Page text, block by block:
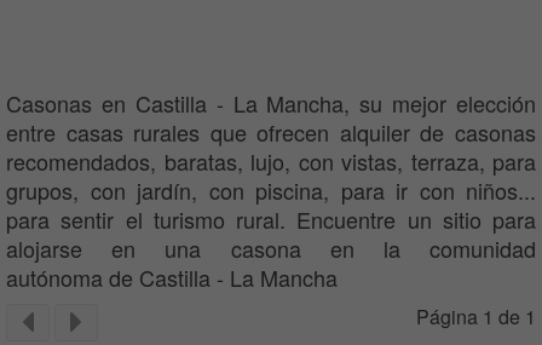
Casonas en Castilla - La Mancha, su mejor elección
entre casas rurales que ofrecen alquiler de casonas
recomendados, baratas, lujo, con vistas, terraza, para
grupos, con jardín, con piscina, para ir con niños...
para sentir el turismo rural. Encuentre un sitio para
alojarse en una casona en la comunidad
autónoma de Castilla - La Mancha
Página 1 de 1